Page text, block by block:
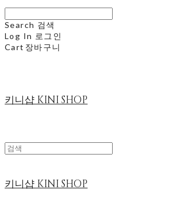
Search 검색
Log In 로그인
Cart 장바구니
키니샵 KINI SHOP
키니샵 KINI SHOP